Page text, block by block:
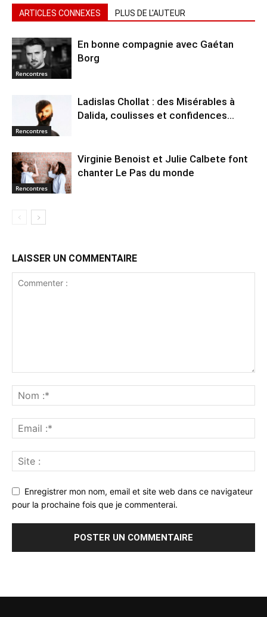
ARTICLES CONNEXES PLUS DE L'AUTEUR
Rencontres
En bonne compagnie avec Gaétan
Borg
Rencontres
Ladislas Chollat : des Misérables à
Dalida, coulisses et confidences…
Rencontres
Virginie Benoist et Julie Calbete font
chanter Le Pas du monde
LAISSER UN COMMENTAIRE
Enregistrer mon nom, email et site web dans ce navigateur
pour la prochaine fois que je commenterai.